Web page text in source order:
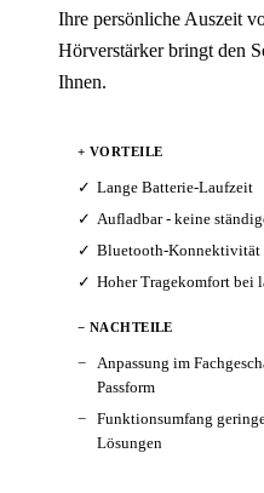
Ihre persönliche Auszeit
Hörverstärker bringt den
Ihnen.
+ VORTEILE
Lange Batterie-Laufzeit
Aufladbar - keine
Bluetooth-Konnektivität
Hoher Tragekomfort bei
− NACHTEILE
Anpassung im
Passform
Funktionsumfang
Lösungen